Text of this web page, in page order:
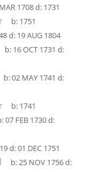
1708d: 1731
b: 1751
d: 19 AUG 1804
b: 16 OCT 1731 d:
b:02 MAY 1741 d:
b: 1741
07 FEB 1730d:
d:01 DEC 1751
b:25 NOV 1756d: